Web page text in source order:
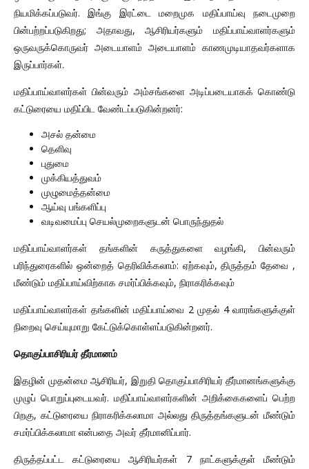
நியமிக்கப்படுவர். இங்கு இரட்டை மறைமுக மதிப்பாய்வு நடைமுறை
பின்பற்றப்படுகிறது; அதாவது, ஆசிரியர்களும் மதிப்பாய்வாளர்களும்
ஒருவருக்கொருவர் அடையாளம் அடையாளம் காணமுடியாதவர்களாக
இருப்பார்கள்.
மதிப்பாய்வாளர்கள் பின்வரும் அம்சங்களை அடிப்படையாகக் கொண்டு
கட்டுரையை மதிப்பிட வேண்டப்படுகின்றனர்:
அசல் தன்மை
தெளிவு
புதுமை
முக்கியத்துவம்
முழுமைத்தன்மை
ஆய்வு பங்களிப்பு
வடிவமைப்பு செயல்முறைகளுடன் பொருந்துதல்
மதிப்பாய்வாளர்கள் தங்களின் கருத்துகளை வழங்கி, பின்வரும்
பரிந்துரைகளில் ஒன்றைத் தெரிவிக்கலாம்: ஏற்கவும், திருத்தம் தேவை ,
மீண்டும் மதிப்பாய்விற்காக சமர்ப்பிக்கவும், நிராகரிக்கவும்
மதிப்பாய்வாளர்கள் தங்களின் மதிப்பாய்வை 2 முதல் 4 வாரங்களுக்குள்
நிறைவு செய்யுமாறு கேட்டுக்கொள்ளப்படுகின்றனர்.
தொகுப்பாசிரியர் தீர்மானம்
இதழின் முதன்மை ஆசிரியர், இறுதி தொகுப்பாசிரியர் தீர்மானங்களுக்கு
முழுப் பொறுப்புடையவர். மதிப்பாய்வாளர்களின் அறிக்கைகளைப் பெற்ற
பிறகு, கட்டுரையை நிராகரிக்கலாமா அல்லது திருத்தங்களுடன் மீண்டும்
சமர்ப்பிக்கலாமா என்பதை அவர் தீர்மானிப்பார்.
திருத்தப்பட்ட கட்டுரையை ஆசிரியர்கள் 7 நாட்களுக்குள் மீண்டும்